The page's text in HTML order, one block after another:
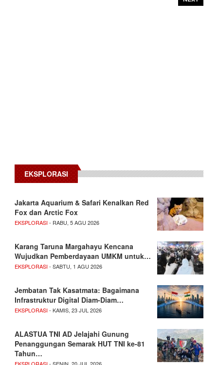
EKSPLORASI
Jakarta Aquarium & Safari Kenalkan Red
Fox dan Arctic Fox
EKSPLORASI- RABU, 5 AGU 2026
Karang Taruna Margahayu Kencana
Wujudkan Pemberdayaan UMKM untuk…
EKSPLORASI- SABTU, 1 AGU 2026
Jembatan Tak Kasatmata: Bagaimana
Infrastruktur Digital Diam-Diam…
EKSPLORASI- KAMIS, 23 JUL 2026
ALASTUA TNI AD Jelajahi Gunung
Penanggungan Semarak HUT TNI ke-81
Tahun…